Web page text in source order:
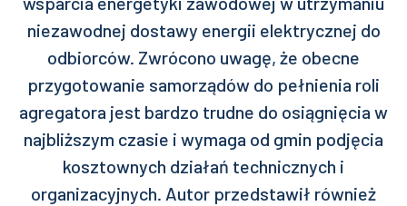
niezawodnej dostawy energii elektrycznej do
odbiorców. Zwrócono uwagę, że obecne
przygotowanie samorządów do pełnienia roli
agregatora jest bardzo trudne do osiągnięcia w
najbliższym czasie i wymaga od gmin podjęcia
kosztownych działań technicznych i
organizacyjnych. Autor przedstawił również